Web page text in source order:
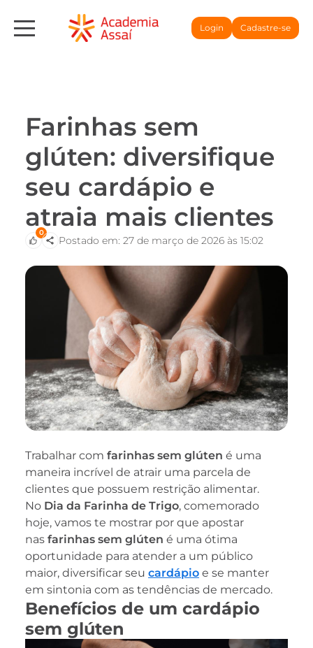
Login Cadastre-se
Farinhas sem
glúten: diversifique
seu cardápio e
atraia mais clientes
0
Postado em: 27 de março de 2026 às 15:02
Trabalhar com farinhas sem glúten é uma
maneira incrível de atrair uma parcela de
clientes que possuem restrição alimentar.
No Dia da Farinha de Trigo, comemorado
hoje, vamos te mostrar por que apostar
nas farinhas sem glúten é uma ótima
oportunidade para atender a um público
maior, diversificar seu cardápio e se manter
em sintonia com as tendências de mercado.
Benefícios de um cardápio
sem glúten